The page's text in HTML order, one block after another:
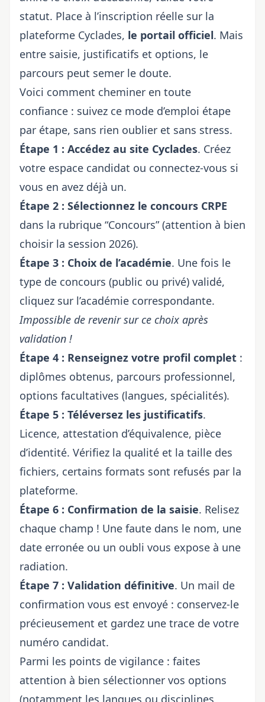
statut. Place à l’inscription réelle sur la
plateforme Cyclades, le portail officiel. Mais
entre saisie, justificatifs et options, le
parcours peut semer le doute.
Voici comment cheminer en toute
confiance : suivez ce mode d’emploi étape
par étape, sans rien oublier et sans stress.
Étape 1 : Accédez au site Cyclades. Créez
votre espace candidat ou connectez-vous si
vous en avez déjà un.
Étape 2 : Sélectionnez le concours CRPE
dans la rubrique “Concours” (attention à bien
choisir la session 2026).
Étape 3 : Choix de l’académie. Une fois le
type de concours (public ou privé) validé,
cliquez sur l’académie correspondante.
Impossible de revenir sur ce choix après
validation !
Étape 4 : Renseignez votre profil complet :
diplômes obtenus, parcours professionnel,
options facultatives (langues, spécialités).
Étape 5 : Téléversez les justificatifs.
Licence, attestation d’équivalence, pièce
d’identité. Vérifiez la qualité et la taille des
fichiers, certains formats sont refusés par la
plateforme.
Étape 6 : Confirmation de la saisie. Relisez
chaque champ ! Une faute dans le nom, une
date erronée ou un oubli vous expose à une
radiation.
Étape 7 : Validation définitive. Un mail de
confirmation vous est envoyé : conservez-le
précieusement et gardez une trace de votre
numéro candidat.
Parmi les points de vigilance : faites
attention à bien sélectionner vos options
(notamment les langues ou disciplines